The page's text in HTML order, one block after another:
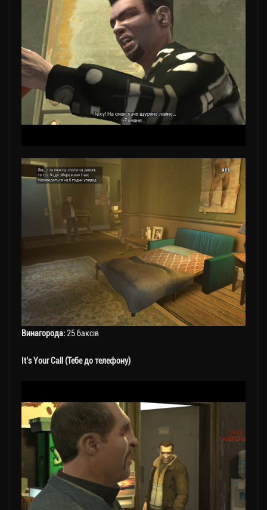
Винагорода:25 баксів
It’s Your Call (Тебе до телефону)